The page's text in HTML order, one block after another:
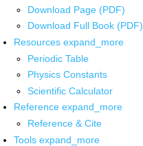
Download Page (PDF)
Download Full Book (PDF)
Resources expand_more
Periodic Table
Physics Constants
Scientific Calculator
Reference expand_more
Reference & Cite
Tools expand_more